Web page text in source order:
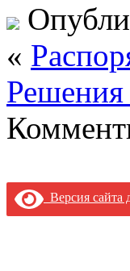
«
Решения
Версия сайта